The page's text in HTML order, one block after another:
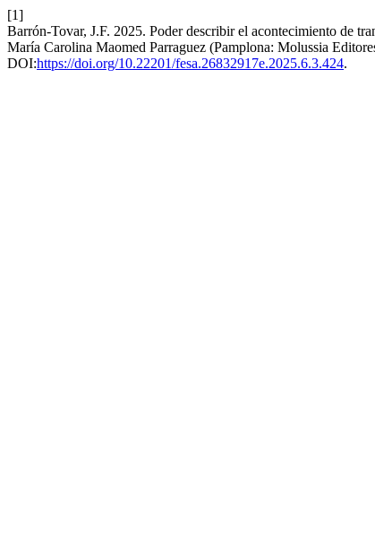
[1]
Barrón-Tovar, J.F. 2025. Poder describir el acontecimiento de
María Carolina Maomed Parraguez (Pamplona: Molussia
DOI:https://doi.org/10.22201/fesa.26832917e.2025.6.3.424.